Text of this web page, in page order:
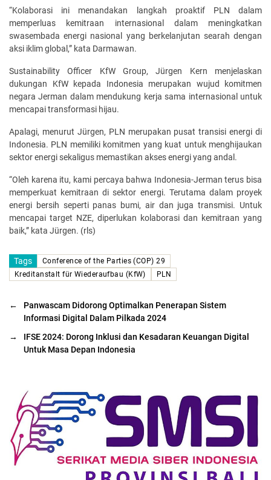
“Kolaborasi ini menandakan langkah proaktif PLN dalam
memperluas kemitraan internasional dalam meningkatkan
swasembada energi nasional yang berkelanjutan searah dengan
aksi iklim global,” kata Darmawan.
Sustainability Officer KfW Group, Jürgen Kern menjelaskan
dukungan KfW kepada Indonesia merupakan wujud komitmen
negara Jerman dalam mendukung kerja sama internasional untuk
mencapai transformasi hijau.
Apalagi, menurut Jürgen, PLN merupakan pusat transisi energi di
Indonesia. PLN memiliki komitmen yang kuat untuk menghijaukan
sektor energi sekaligus memastikan akses energi yang andal.
“Oleh karena itu, kami percaya bahwa Indonesia-Jerman terus bisa
memperkuat kemitraan di sektor energi. Terutama dalam proyek
energi bersih seperti panas bumi, air dan juga transmisi. Untuk
mencapai target NZE, diperlukan kolaborasi dan kemitraan yang
baik,” kata Jürgen. (rls)
Tags
Conference of the Parties (COP) 29
Kreditanstalt für Wiederaufbau (KfW)
PLN
←
Panwascam Didorong Optimalkan Penerapan Sistem
Informasi Digital Dalam Pilkada 2024
→
IFSE 2024: Dorong Inklusi dan Kesadaran Keuangan Digital
Untuk Masa Depan Indonesia